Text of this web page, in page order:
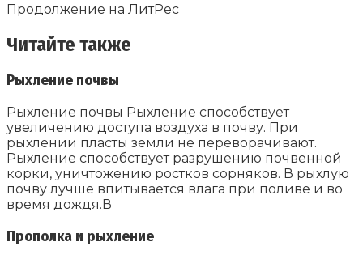
Продолжение на ЛитРес
Читайте также
Рыхление почвы
Рыхление почвы Рыхление способствует
увеличению доступа воздуха в почву. При
рыхлении пласты земли не переворачивают.
Рыхление способствует разрушению почвенной
корки, уничтожению ростков сорняков. В рыхлую
почву лучше впитывается влага при поливе и во
время дождя.В
Прополка и рыхление